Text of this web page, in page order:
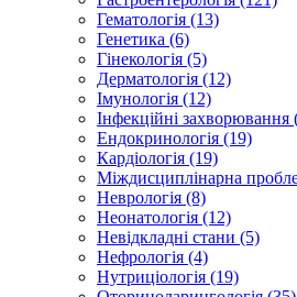
Гематологія (13)
Генетика (6)
Гінекологія (5)
Дерматологія (12)
Імунологія (12)
Інфекційні захворювання
Ендокринологія (19)
Кардіологія (19)
Міждисциплінарна
Неврологія (8)
Неонатологія (12)
Невідкладні стани (5)
Нефрологія (4)
Нутриціологія (19)